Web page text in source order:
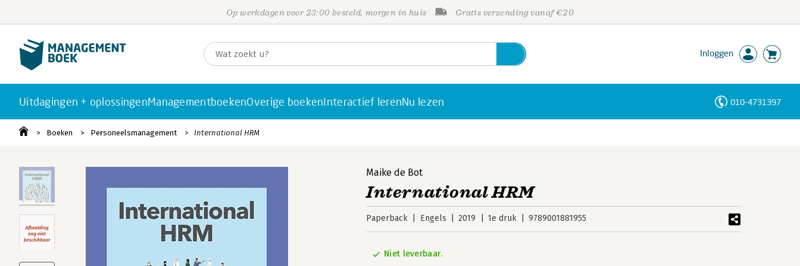
Op werkdagen voor 23:00 besteld, morgen in huis Gratis verzending vanaf €20
Inloggen
Uitdagingen + oplossingenManagementboekenOverige boekenInteractief lerenNu lezen 010-4731397
Boeken Personeelsmanagement International HRM
Maike de Bot
International HRM
Paperback Engels 2019 1e druk 9789001881955
Niet leverbaar.
Personen